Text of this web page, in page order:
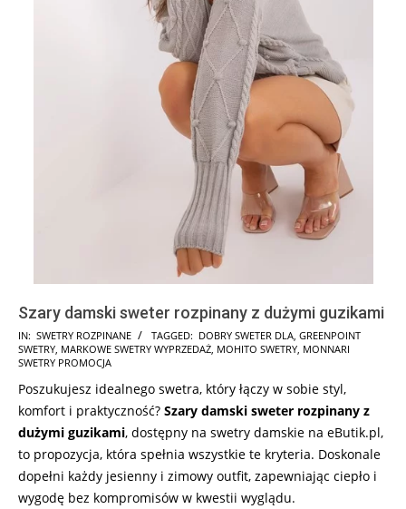
Szary damski sweter rozpinany z dużymi guzikami
2025-
11-
IN: SWETRY ROZPINANE TAGGED: DOBRY SWETER DLA, GREENPOINT
SWETRY, MARKOWE SWETRY WYPRZEDAŻ, MOHITO SWETRY, MONNARI
SWETRY PROMOCJA
Poszukujesz idealnego swetra, który łączy w sobie styl,
komfort i praktyczność? Szary damski sweter rozpinany z
dużymi guzikami, dostępny na swetry damskie na eButik.pl,
to propozycja, która spełnia wszystkie te kryteria. Doskonale
dopełni każdy jesienny i zimowy outfit, zapewniając ciepło i
wygodę bez kompromisów w kwestii wyglądu.